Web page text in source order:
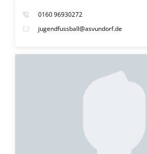
0160 96930272
jugendfussball@asvundorf.de